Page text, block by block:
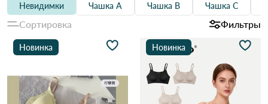
Невидимки Чашка А Чашка B Чашка C
Сортировка Фильтры
Новинка Новинка